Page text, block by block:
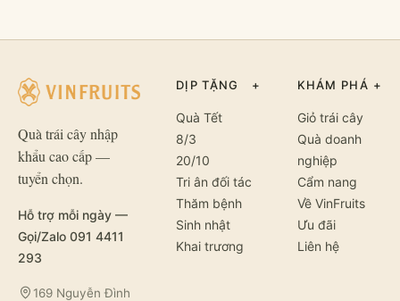
Quà trái cây nhập
khẩu cao cấp —
tuyển chọn.
Hỗ trợ mỗi ngày —
Gọi/Zalo 091 4411
293
169 Nguyễn Đình
DỊP TẶNG +
Quà Tết
8/3
20/10
Tri ân đối tác
Thăm bệnh
Sinh nhật
Khai trương
KHÁM PHÁ +
Giỏ trái cây
Quà doanh
nghiệp
Cẩm nang
Về VinFruits
Ưu đãi
Liên hệ